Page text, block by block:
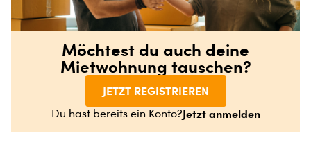
Möchtest du auch deine
Mietwohnung tauschen?
JETZT REGISTRIEREN
Du hast bereits ein Konto?Jetzt anmelden